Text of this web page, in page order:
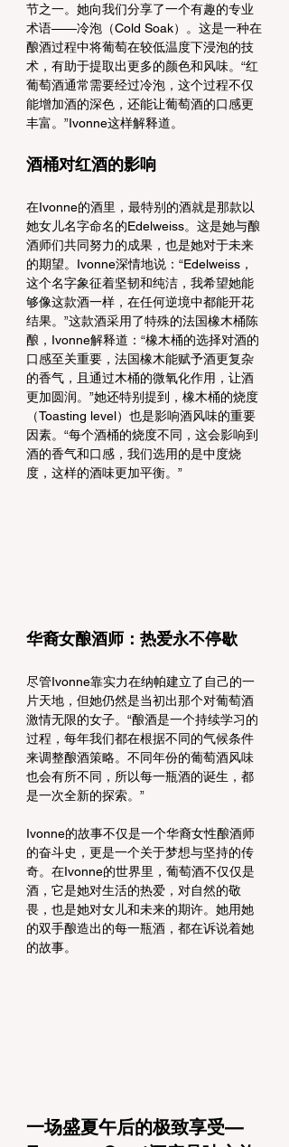
节之一。她向我们分享了一个有趣的专业
术语——冷泡（Cold Soak）。这是一种在
酿酒过程中将葡萄在较低温度下浸泡的技
术，有助于提取出更多的颜色和风味。“红
葡萄酒通常需要经过冷泡，这个过程不仅
能增加酒的深色，还能让葡萄酒的口感更
丰富。”Ivonne这样解释道。
酒桶对红酒的影响
在Ivonne的酒里，最特别的酒就是那款以
她女儿名字命名的Edelweiss。这是她与酿
酒师们共同努力的成果，也是她对于未来
的期望。Ivonne深情地说：“Edelweiss，
这个名字象征着坚韧和纯洁，我希望她能
够像这款酒一样，在任何逆境中都能开花
结果。”这款酒采用了特殊的法国橡木桶陈
酿，Ivonne解释道：“橡木桶的选择对酒的
口感至关重要，法国橡木能赋予酒更复杂
的香气，且通过木桶的微氧化作用，让酒
更加圆润。”她还特别提到，橡木桶的烧度
（Toasting level）也是影响酒风味的重要
因素。“每个酒桶的烧度不同，这会影响到
酒的香气和口感，我们选用的是中度烧
度，这样的酒味更加平衡。”
华裔女酿酒师：热爱永不停歇
尽管Ivonne靠实力在纳帕建立了自己的一
片天地，但她仍然是当初出那个对葡萄酒
激情无限的女子。“酿酒是一个持续学习的
过程，每年我们都在根据不同的气候条件
来调整酿酒策略。不同年份的葡萄酒风味
也会有所不同，所以每一瓶酒的诞生，都
是一次全新的探索。”
Ivonne的故事不仅是一个华裔女性酿酒师
的奋斗史，更是一个关于梦想与坚持的传
奇。在Ivonne的世界里，葡萄酒不仅仅是
酒，它是她对生活的热爱，对自然的敬
畏，也是她对女儿和未来的期许。她用她
的双手酿造出的每一瓶酒，都在诉说着她
的故事。
一场盛夏午后的极致享受—